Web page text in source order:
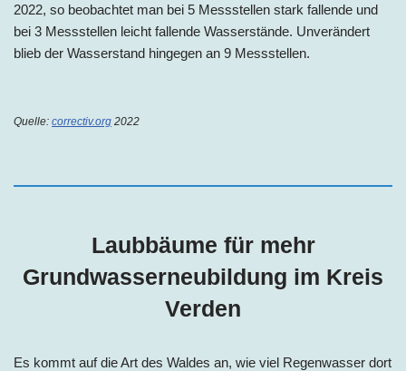
2022, so beobachtet man bei 5 Messstellen stark fallende und
bei 3 Messstellen leicht fallende Wasserstände. Unverändert
blieb der Wasserstand hingegen an 9 Messstellen.
Quelle: correctiv.org 2022
Laubbäume für mehr
Grundwasserneubildung im Kreis
Verden
Es kommt auf die Art des Waldes an, wie viel Regenwasser dort